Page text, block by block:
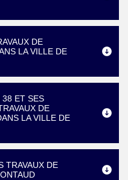
DE
LA VILLE DE
38 ET SES
DE
LA VILLE DE
TRAVAUX DE